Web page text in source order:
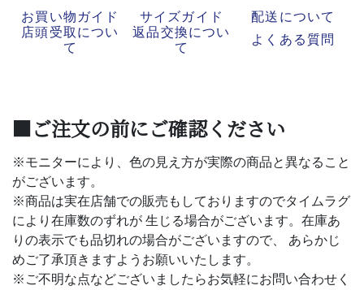
お買い物ガイド サイズガイド
配送について
店頭受取につい
て
返品交換につい
て
よくある質問
■ご注文の前にご確認ください
※モニターにより、色の見え方が実際の商品と異なること
がございます。
※商品は実在店舗での販売もしておりますのでタイムラグ
により在庫数のずれが 生じる場合がございます。在庫あ
りの表示でも品切れの場合がございますので、 あらかじ
めご了承頂きますようお願いいたします。
※ご不明な点などございましたらお気軽にお問い合わせく